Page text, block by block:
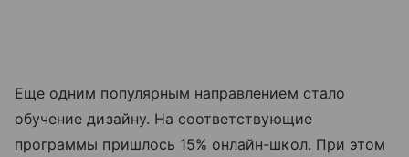
Еще одним популярным направлением стало
обучение дизайну. На соответствующие
программы пришлось 15% онлайн-школ. При этом